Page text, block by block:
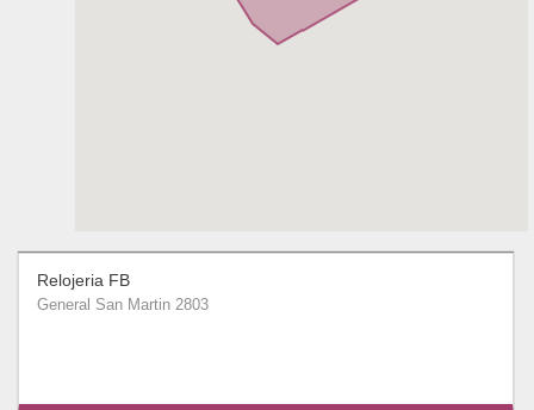
Relojeria FB
General San Martin 2803